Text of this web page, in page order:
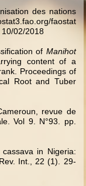
des nations
faostat
10/02/2018
of Manihot
content of a
Proceedings of
Root and Tuber
revue de
Vol 9. N°93. pp.
in Nigeria:
Int., 22 (1). 29-